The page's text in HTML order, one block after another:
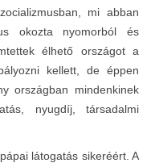
mi abban
okozta nyomorból és
élhető országot a
kellett, de éppen
országban mindenkinek
nyugdíj, társadalmi
látogatás sikeréért. A